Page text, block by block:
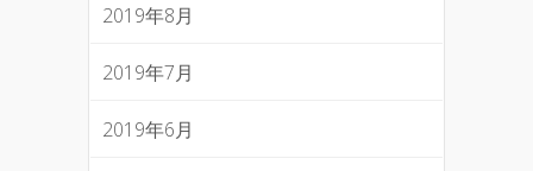
2019年8月
2019年7月
2019年6月